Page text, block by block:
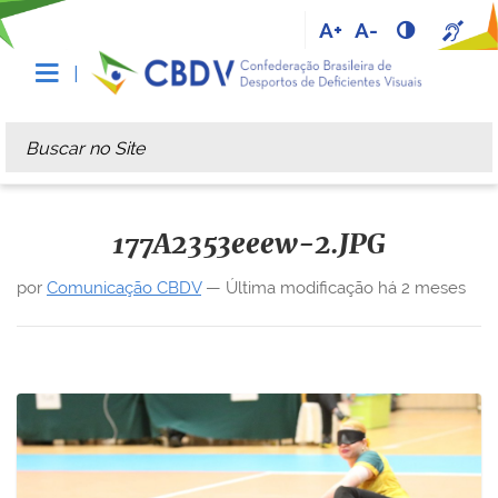
A+ A-
Busca
Busca Avançada…
177A2353eeew-2.JPG
por Comunicação CBDV— Última modificação há 2 meses